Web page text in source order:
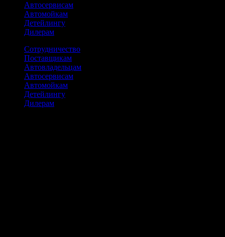
Автосервисам
Автомойкам
Детейлингу
Дилерам
Сотрудничество
Поставщикам
Автовладельцам
Автосервисам
Автомойкам
Детейлингу
Дилерам